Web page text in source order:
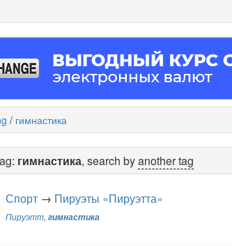
/ гимнастика
гимнастика, search byanother tag
Спорт → Пируэты «Пируэтта»
Пируэтт, гимнастика